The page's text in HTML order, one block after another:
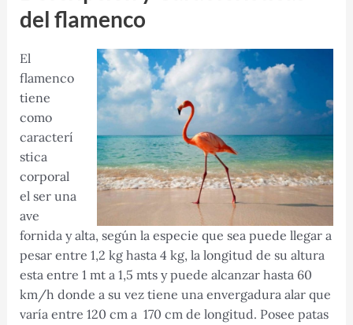
del flamenco
El
flamenco
tiene
como
caracterí
stica
corporal
el ser una
ave
fornida y alta, según la especie que sea puede llegar a
pesar entre 1,2 kg hasta 4 kg, la longitud de su altura
esta entre 1 mt a 1,5 mts y puede alcanzar hasta 60
km/h donde a su vez tiene una envergadura alar que
varía entre 120 cm a 170 cm de longitud. Posee patas